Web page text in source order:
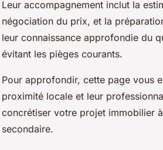
Leur accompagnement inclut la
négociation du prix, et la
leur connaissance approfondie du
évitant les pièges courants.
Pour approfondir, cette page vous
proximité locale et leur
concrétiser votre projet immobilier
secondaire.